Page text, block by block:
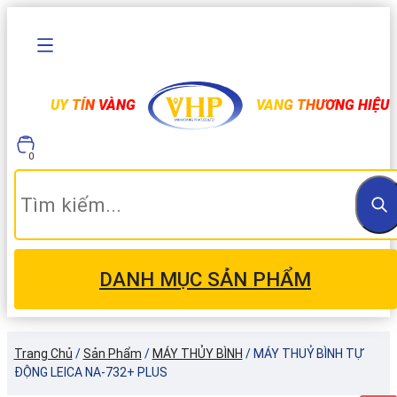
UY TÍN VÀNG VANG THƯƠNG HIỆU
0
DANH MỤC SẢN PHẨM
Trang Chủ / Sản Phẩm / MÁY THỦY BÌNH / MÁY THUỶ BÌNH TỰ
ĐỘNG LEICA NA-732+ PLUS